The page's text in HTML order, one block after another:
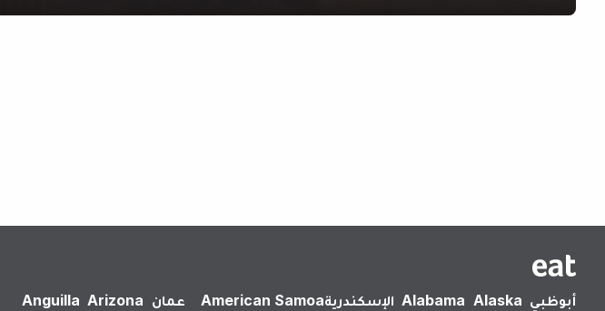
أبوظبي Alabama Alaska الإسكندرية‎American Samoa عمان Anguilla Arizona